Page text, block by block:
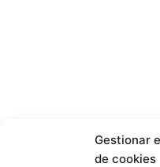
Gestionar
de cookies